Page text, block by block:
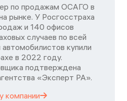
по продажам ОСАГО в
рынке. У Росгосстраха
и 140 офисов
случаев по всей
купили
в 2022 году.
подтверждена
«Эксперт РА».
компании